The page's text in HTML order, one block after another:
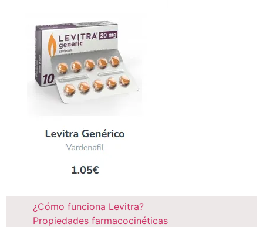
¿Cómo funciona Levitra?
Propiedades farmacocinéticas